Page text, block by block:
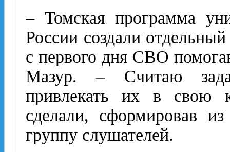
– Томская программа
России создали
с первого дня СВО
Мазур. – Считаю
привлекать их в
сделали, сформировав
группу слушателей.